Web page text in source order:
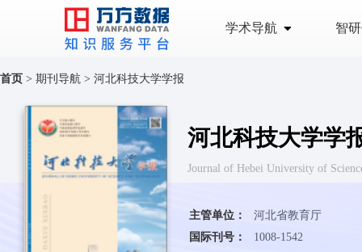
学术导航 智
首页 > 期刊导航 > 河北科技大学学报
河北科技大学学
Journal of Hebei University of
主管单位：
河北省教育厅
国际刊号：
1008-1542